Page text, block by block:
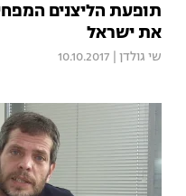
תופעת הליצנים
את ישראל
שי גולדן 10.10.2017